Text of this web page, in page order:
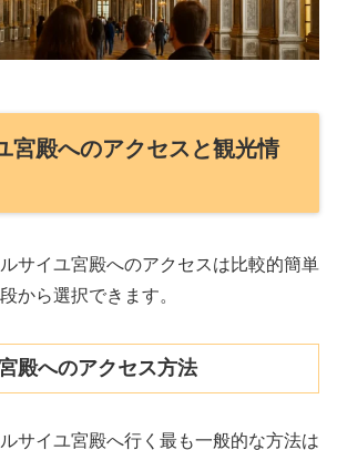
宮殿へのアクセスと観光情
サイユ宮殿へのアクセスは比較的簡単
から選択できます。
殿へのアクセス方法
サイユ宮殿へ行く最も一般的な方法は